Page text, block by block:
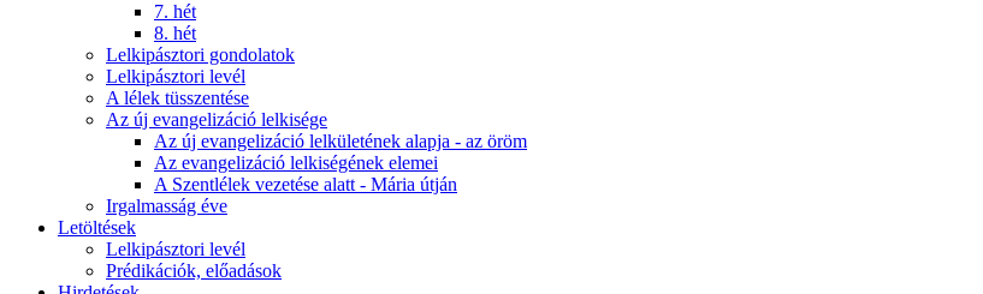
7. hét
8. hét
Lelkipásztori gondolatok
Lelkipásztori levél
A lélek tüsszentése
Az új evangelizáció lelkisége
Az új evangelizáció lelkületének alapja - az öröm
Az evangelizáció lelkiségének elemei
A Szentlélek vezetése alatt - Mária útján
Irgalmasság éve
Letöltések
Lelkipásztori levél
Prédikációk, előadások